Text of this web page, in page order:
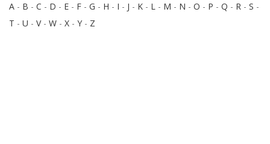
A - B - C - D - E - F - G - H - I - J - K - L - M - N - O - P - Q - R - S -
T - U - V- W - X - Y - Z